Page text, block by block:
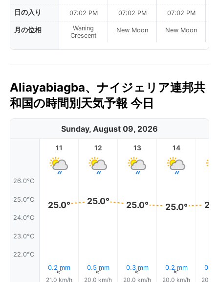
日の入り
月の位相
07:02 PM
Waning
Crescent
07:02 PM
New Moon
07:02 PM
New Moon
Aliayabiagba、ナイジェリア連邦共
和国の時間別天気予報 今日
Sunday, August 09, 2026
26.0°C
25.0°C
24.0°C
23.0°C
22.0°C
11
25.0°
0.2 mm
↑
21.0 km/h
12
25.0°
0.5 mm
↑
20.0 km/h
13
25.0°
0.3 mm
↑
20.0 km/h
14
25.0°
0.2 mm
↑
20.0 km/h
0.2
20.0